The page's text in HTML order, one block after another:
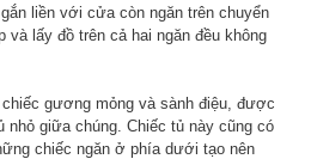
liền với cửa còn ngăn trên chuyển
và lấy đồ trên cả hai ngăn đều không
gương mỏng và sành điệu, được
nhỏ giữa chúng. Chiếc tủ này cũng có
chiếc ngăn ở phía dưới tạo nên